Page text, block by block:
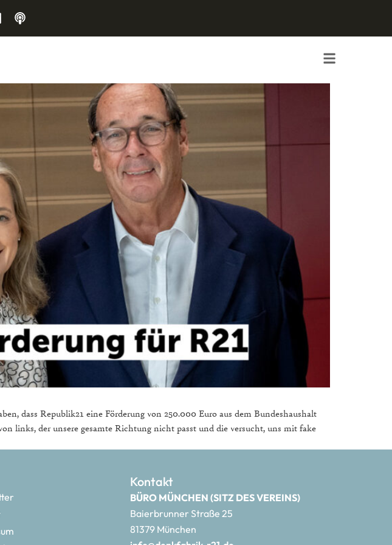
dass Republik21 eine Förderung von 250.000 Euro aus dem Bundeshaushalt
links, der unsere gesamte Richtung nicht passt und die versucht, uns mit fake
Kontakt
BÜRO MÜNCHEN (SITZ DES VEREINS)
Baierbrunner Straße 25
81379 München